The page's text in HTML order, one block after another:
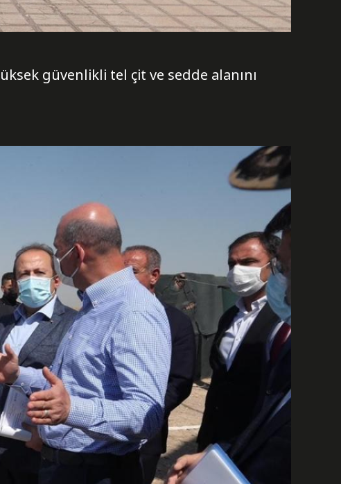
güvenlikli tel çit ve sedde alanını